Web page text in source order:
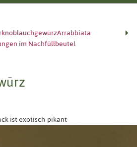
Arrabbiata
im Nachfüllbeutel
ist exotisch-pikant